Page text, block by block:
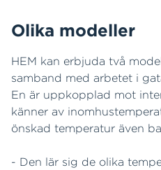
Olika modeller
HEM kan erbjuda två
samband med arbetet i
En är uppkopplad mot
känner av
önskad temperatur även
- Den lär sig de olika